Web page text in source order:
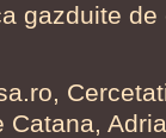
gazduite